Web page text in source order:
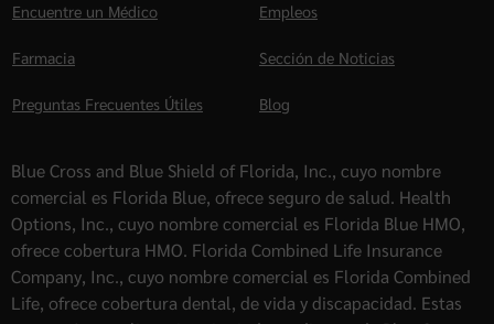
Encuentre un Médico
Farmacia
Preguntas Frecuentes Útiles
Empleos
Sección de Noticias
Blog
Blue Cross and Blue Shield of Florida, Inc., cuyo nombre
comercial es Florida Blue, ofrece seguro de salud. Health
Options, Inc., cuyo nombre comercial es Florida Blue HMO,
ofrece cobertura HMO. Florida Combined Life Insurance
Company, Inc., cuyo nombre comercial es Florida Combined
Life, ofrece cobertura dental, de vida y discapacidad. Estas